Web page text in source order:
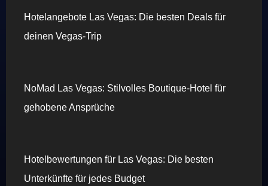
Hotelangebote Las Vegas: Die besten Deals für
deinen Vegas-Trip
NoMad Las Vegas: Stilvolles Boutique-Hotel für
gehobene Ansprüche
Hotelbewertungen für Las Vegas: Die besten
Unterkünfte für jedes Budget